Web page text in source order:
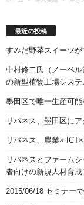
最近の投稿
すみだ野菜スイーツ
中村修二氏（ノーベ
の新型植物工場シス
墨田区で唯一生産可能
リバネス、墨田区に
リバネス、農業×
リバネスとファーム
者向けの新規人材育
2015/06/18 セミナー